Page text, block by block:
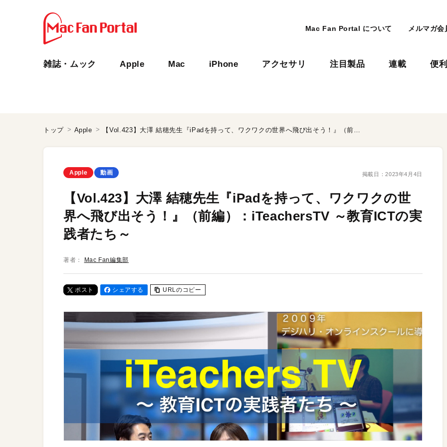
Mac Fan Portal について メルマガ会
雑誌・ムック Apple Mac iPhone アクセサリ 注目製品 連載 便
トップ Apple 【Vol.423】大澤 結穂先生『iPadを持って、ワクワクの世界へ飛び出そう！』（前編）：iTeachersTV ～教育ICTの実践者たち～
Apple 動画 掲載日：2023年4月4日
【Vol.423】大澤 結穂先生『iPadを持って、ワクワクの世
界へ飛び出そう！』（前編）：iTeachersTV ～教育ICTの実
践者たち～
著者： Mac Fan編集部
ポスト シェアする URLのコピー